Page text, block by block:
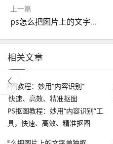
上一篇
ps怎么把图片上的文字单独抠出来 Adobe Photoshop 新功能全面解析！
相关文章
PS抠图教程：妙用“内容识别”工
具，快速、高效、精准抠图